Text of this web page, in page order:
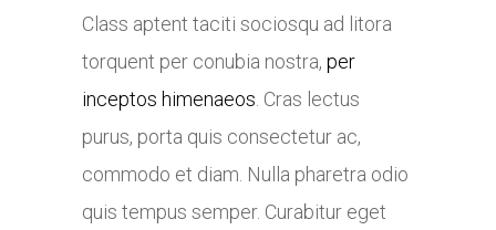
Class aptent taciti sociosqu ad litora
torquent per conubia nostra, per
inceptos himenaeos. Cras lectus
purus, porta quis consectetur ac,
commodo et diam. Nulla pharetra odio
quis tempus semper. Curabitur eget